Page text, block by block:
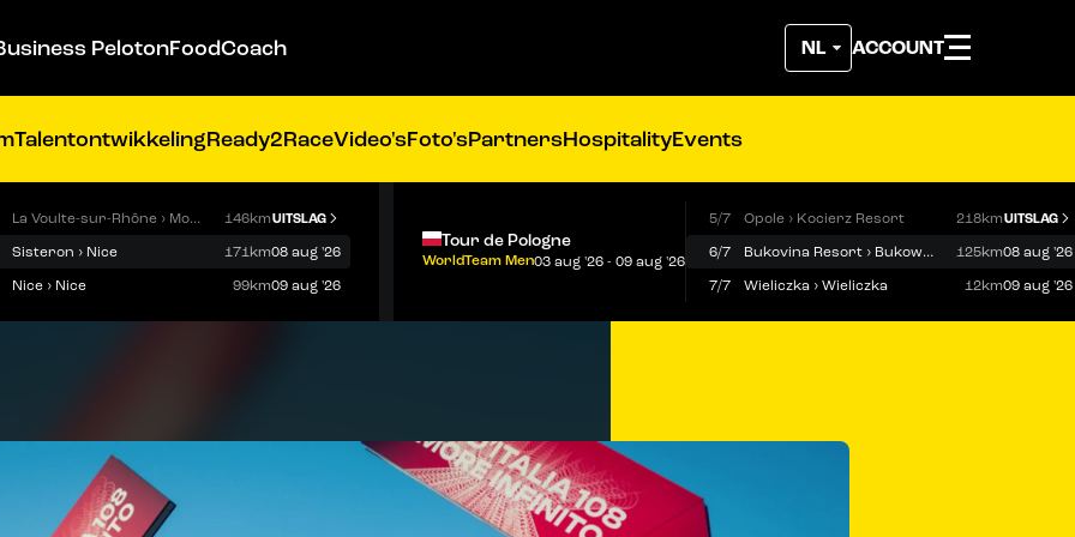
ACCOUNT
PelotonFoodCoach
TalentontwikkelingReady2RaceVideo'sFoto'sPartnersHospitalityEvents
La Voulte-sur-Rhône › Mont Ventoux 146kmUITSLAG
Sisteron › Nice 171km08 aug '26
Nice › Nice 99km09 aug '26
Tour de Pologne
WorldTeam Men03 aug '26 - 09 aug '26
5/7 Opole › Kocierz Resort 218kmUITSLAG
6/7
Bukovina Resort › Bukowina Tatrzańska 125km08 aug '26
7/7
Wieliczka › Wieliczka 12km09 aug '26